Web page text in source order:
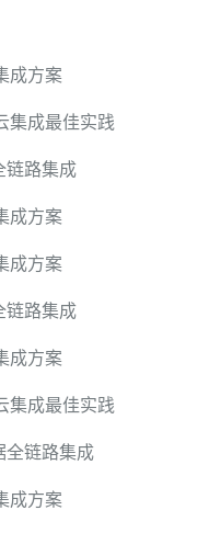
成方案
集成最佳实践
链路集成
成方案
成方案
链路集成
成方案
集成最佳实践
全链路集成
成方案